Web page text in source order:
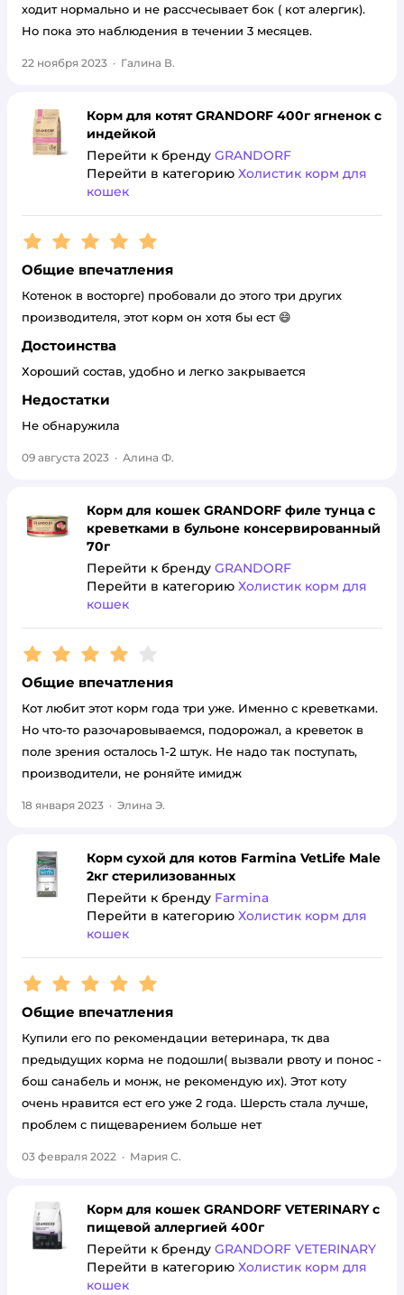
ходит нормально и не рассчесывает бок ( кот алергик).
Но пока это наблюдения в течении 3 месяцев.
22 ноября 2023 · Галина В.
Корм для котят GRANDORF 400г ягненок с
индейкой
Перейти к бренду GRANDORF
Перейти в категорию Холистик корм для
кошек
Рейтинг:5
Общие впечатления
Котенок в восторге) пробовали до этого три других
производителя, этот корм он хотя бы ест 😄
Достоинства
Хороший состав, удобно и легко закрывается
Недостатки
Не обнаружила
09 августа 2023 · Алина Ф.
Корм для кошек GRANDORF филе тунца с
креветками в бульоне консервированный
70г
Перейти к бренду GRANDORF
Перейти в категорию Холистик корм для
кошек
Рейтинг:4
Общие впечатления
Кот любит этот корм года три уже. Именно с креветками.
Но что-то разочаровываемся, подорожал, а креветок в
поле зрения осталось 1-2 штук. Не надо так поступать,
производители, не роняйте имидж
18 января 2023 · Элина Э.
Корм сухой для котов Farmina VetLife Male
2кг стерилизованных
Перейти к бренду Farmina
Перейти в категорию Холистик корм для
кошек
Рейтинг:5
Общие впечатления
Купили его по рекомендации ветеринара, тк два
предыдущих корма не подошли( вызвали рвоту и понос -
бош санабель и монж, не рекомендую их). Этот коту
очень нравится ест его уже 2 года. Шерсть стала лучше,
проблем с пищеварением больше нет
03 февраля 2022 · Мария С.
Корм для кошек GRANDORF VETERINARY с
пищевой аллергией 400г
Перейти к бренду GRANDORF VETERINARY
Перейти в категорию Холистик корм для
кошек